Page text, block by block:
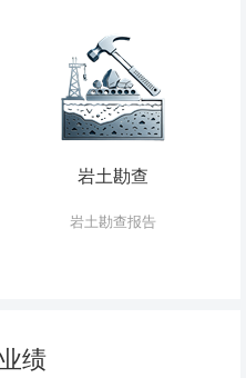
岩土勘查
岩土勘查报告
绩